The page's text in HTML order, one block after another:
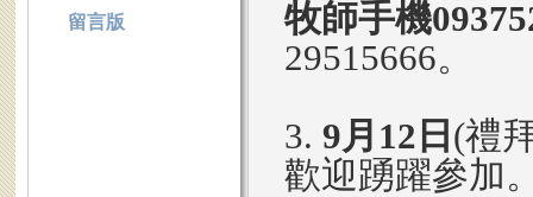
牧師手機
29515666。
3. 9月12日 (禮
歡迎踴躍參加
留言版